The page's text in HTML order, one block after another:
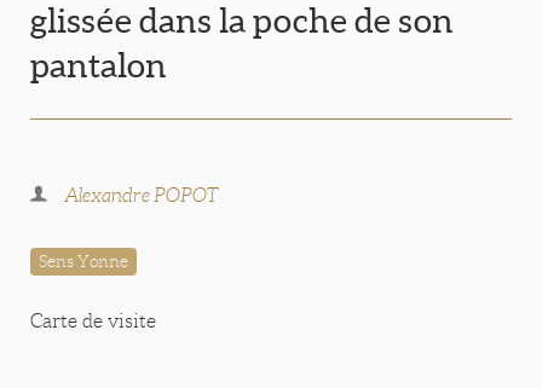
glissée dans la poche de son
pantalon
Alexandre POPOT
Sens Yonne
Carte de visite